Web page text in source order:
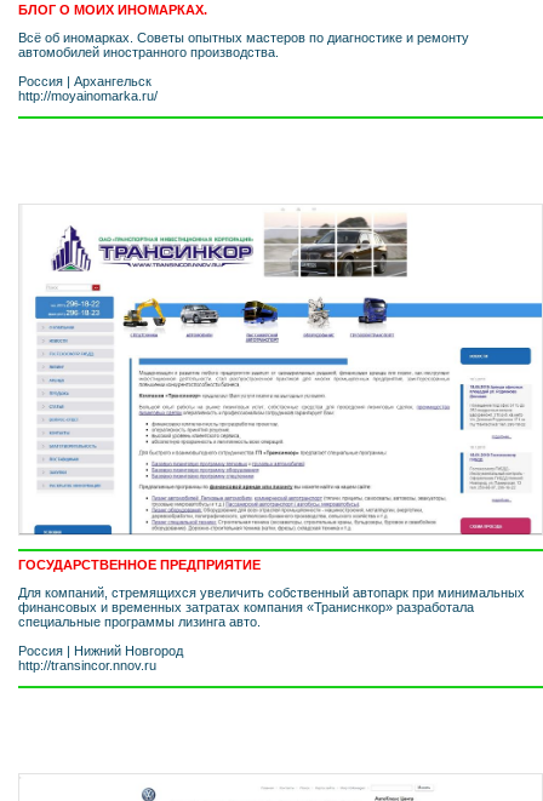
БЛОГ О МОИХ ИНОМАРКАХ.
Всё об иномарках. Советы опытных мастеров по диагностике и ремонту
автомобилей иностранного производства.
Россия | Архангельск
http://moyainomarka.ru/
ГОСУДАРСТВЕННОЕ ПРЕДПРИЯТИЕ
Для компаний, стремящихся увеличить собственный автопарк при минимальных
финансовых и временных затратах компания «Траниснкор» разработала
специальные программы лизинга авто.
Россия | Нижний Новгород
http://transincor.nnov.ru